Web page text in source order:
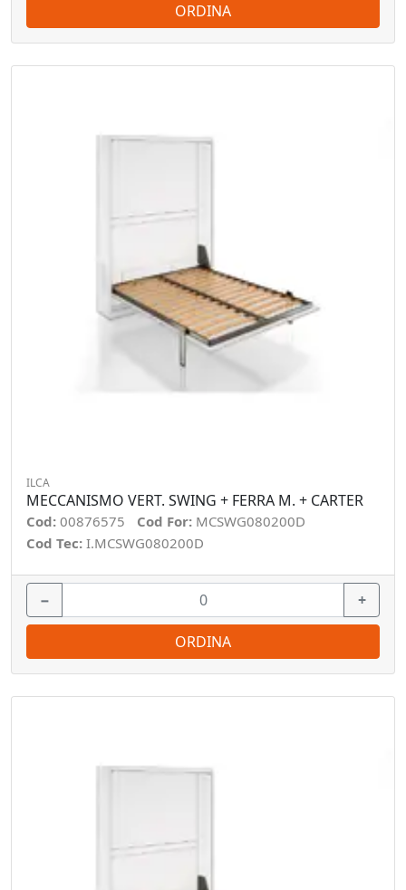
ORDINA
ILCA
MECCANISMO VERT. SWING + FERRA M. + CARTER
Cod: 00876575 Cod For: MCSWG080200D
Cod Tec: I.MCSWG080200D
− +
ORDINA